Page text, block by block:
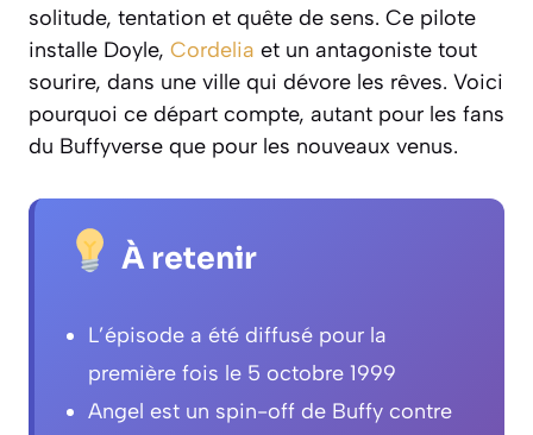
solitude, tentation et quête de sens. Ce pilote
installe Doyle, Cordelia et un antagoniste tout
sourire, dans une ville qui dévore les rêves. Voici
pourquoi ce départ compte, autant pour les fans
du Buffyverse que pour les nouveaux venus.
À retenir
L’épisode a été diffusé pour la
première fois le 5 octobre 1999
Angel est un spin-off de Buffy contre